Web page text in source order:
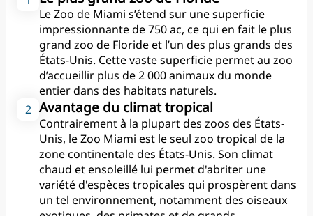
zones clés du zoo, telles que
l'entrée principale, les zones
de restauration et les
centres d'accueil des
visiteurs, ce qui permet aux
visiteurs de rester connectés
tout en explorant le zoo.
4. Stations d'eau
Des stations de remplissage
d'eau et des fontaines sont
réparties dans tout le zoo,
afin que les visiteurs restent
hydratés. Il est également
Le Zoo de Miami s’étend sur une superficie
impressionnante de 750 ac, ce qui en fait le plus
grand zoo de Floride et l’un des plus grands des
États-Unis. Cette vaste superficie permet au zoo
d’accueillir plus de 2 000 animaux du monde
entier dans des habitats naturels.
Avantage du climat tropical
Contrairement à la plupart des zoos des États-
Unis, le Zoo Miami est le seul zoo tropical de la
zone continentale des États-Unis. Son climat
chaud et ensoleillé lui permet d'abriter une
variété d'espèces tropicales qui prospèrent dans
un tel environnement, notamment des oiseaux